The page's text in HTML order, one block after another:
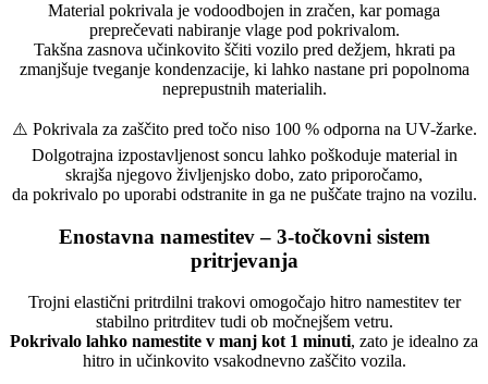
Material pokrivala je vodoodbojen in zračen, kar pomaga
preprečevati nabiranje vlage pod pokrivalom.
Takšna zasnova učinkovito ščiti vozilo pred dežjem, hkrati pa
zmanjšuje tveganje kondenzacije, ki lahko nastane pri popolnoma
neprepustnih materialih.
⚠️ Pokrivala za zaščito pred točo niso 100 % odporna na UV-žarke.
Dolgotrajna izpostavljenost soncu lahko poškoduje material in
skrajša njegovo življenjsko dobo, zato priporočamo,
da pokrivalo po uporabi odstranite in ga ne puščate trajno na vozilu.
Enostavna namestitev – 3-točkovni sistem
pritrjevanja
Trojni elastični pritrdilni trakovi omogočajo hitro namestitev ter
stabilno pritrditev tudi ob močnejšem vetru.
Pokrivalo lahko namestite v manj kot 1 minuti, zato je idealno za
hitro in učinkovito vsakodnevno zaščito vozila.